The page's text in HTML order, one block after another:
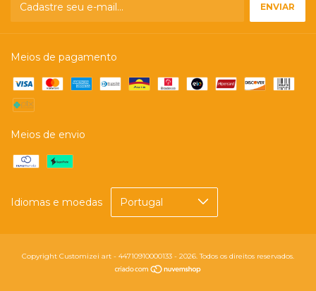
Meios de pagamento
Meios de envio
Idiomas e moedas
Copyright Customizei art - 44710910000133 - 2026. Todos os direitos reservados.